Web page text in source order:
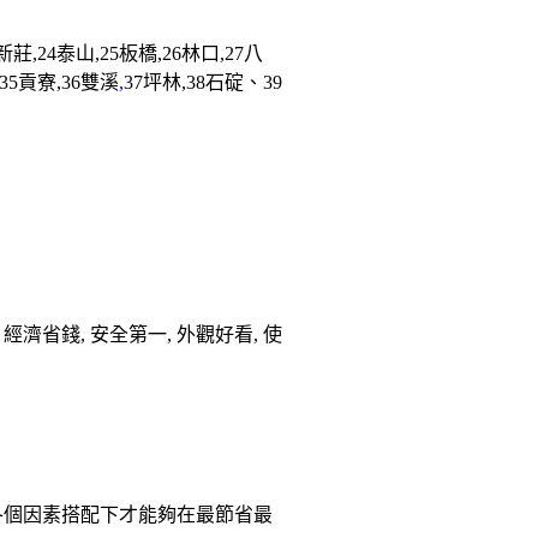
莊,24泰山,25板橋,26林口 ,27八
貢寮,36雙溪,37坪林,38石碇 、39
濟省錢, 安全第一, 外觀好看, 使
因素搭配下才能夠在最節省最